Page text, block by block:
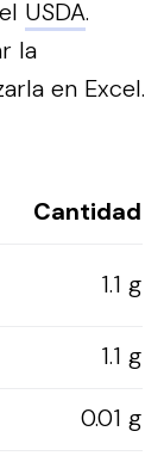
USDA.
la
en Excel.
Cantidad
1.1 g
1.1 g
0.01 g